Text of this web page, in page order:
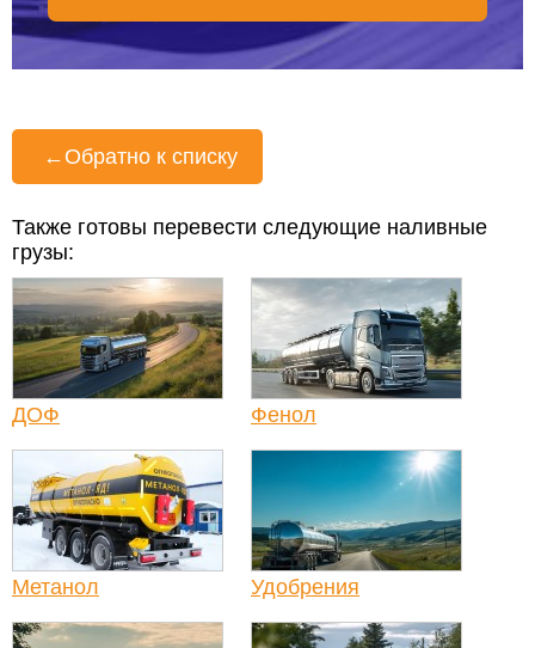
← Обратно к списку
Также готовы перевести следующие наливные
грузы:
ДОФ Фенол
Метанол Удобрения